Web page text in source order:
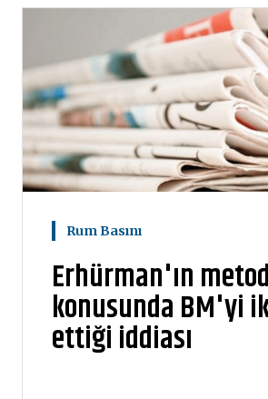
Rum Basını
Erhürman'ın
konusunda BM'yi
ettiği iddiası